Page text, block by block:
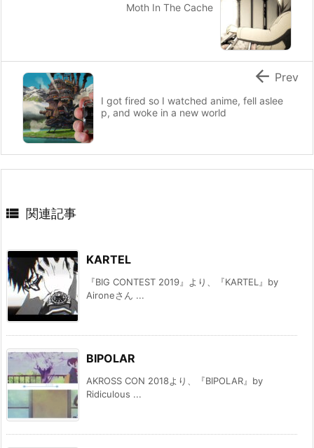
Moth In The Cache
I got fired so I watched anime, fell aslee
p, and woke in a new world
 Prev
 関連記事
KARTEL
『BIG CONTEST 2019』より、『KARTEL』by
Aironeさん ...
BIPOLAR
AKROSS CON 2018より、『BIPOLAR』by
Ridiculous ...